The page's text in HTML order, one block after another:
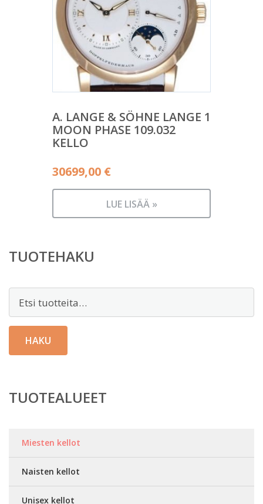
A. LANGE & SÖHNE LANGE 1
MOON PHASE 109.032
KELLO
30699,00 €
LUE LISÄÄ »
TUOTEHAKU
Etsi:
HAKU
TUOTEALUEET
Miesten kellot
Naisten kellot
Unisex kellot